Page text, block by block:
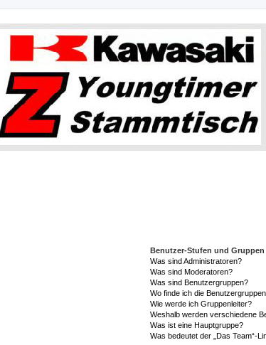
Benutzer-Stufen und Gruppen
Was sind Administratoren?
Was sind Moderatoren?
Was sind Benutzergruppen?
Wo finde ich die
Wie werde ich Gruppenleiter?
Weshalb werden verschiedene
Was ist eine Hauptgruppe?
Was bedeutet der „Das Team“-